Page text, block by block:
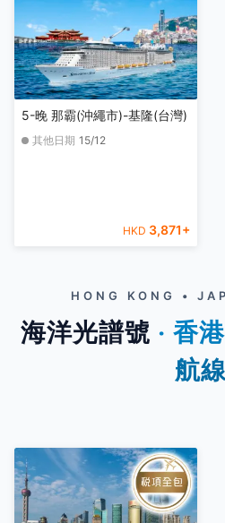
5-晚 那霸(沖繩市)-基隆(台灣)
其他日期 15/12
HKD 3,871+
HONG KONG •
海洋光譜號 ‧ 香
航